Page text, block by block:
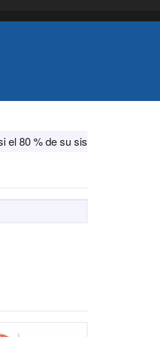
antimisiles, según CNN